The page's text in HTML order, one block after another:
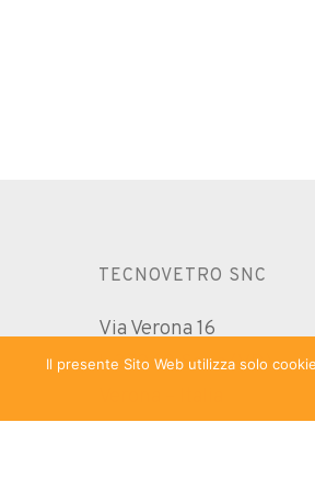
TECNOVETRO SNC
Via Verona 16
I-37060 Sona (VR)
Il presente Sito Web utilizza solo